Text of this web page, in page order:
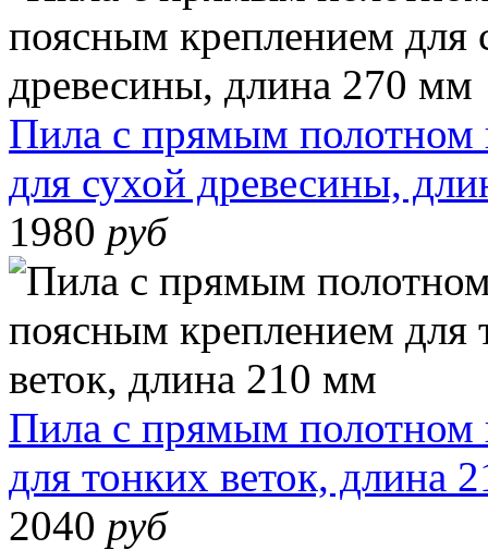
Пила с прямым полотном
для сухой древесины,
1980 руб
Пила с прямым полотном
для тонких веток, длина
2040 руб